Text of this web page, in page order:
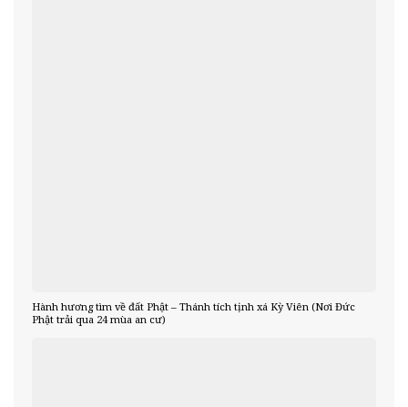
Hành hương tìm về đất Phật – Thánh tích tịnh xá Kỳ Viên (Nơi Đức
Phật trải qua 24 mùa an cư)